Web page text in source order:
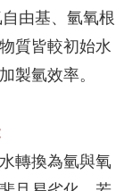
由基、氫氧根
質皆較初始水
製氫效率。
轉換為氫與氧